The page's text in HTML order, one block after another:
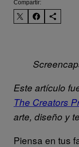
Compartir:
Este artículo
The Creators
arte, diseño y
Piensa en tus